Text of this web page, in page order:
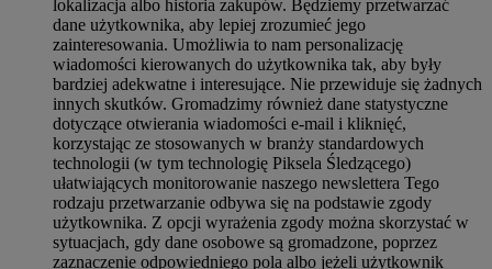
lokalizacja albo historia zakupów. Będziemy przetwarzać
dane użytkownika, aby lepiej zrozumieć jego
zainteresowania. Umożliwia to nam personalizację
wiadomości kierowanych do użytkownika tak, aby były
bardziej adekwatne i interesujące. Nie przewiduje się żadnych
innych skutków. Gromadzimy również dane statystyczne
dotyczące otwierania wiadomości e-mail i kliknięć,
korzystając ze stosowanych w branży standardowych
technologii (w tym technologię Piksela Śledzącego)
ułatwiających monitorowanie naszego newslettera Tego
rodzaju przetwarzanie odbywa się na podstawie zgody
użytkownika. Z opcji wyrażenia zgody można skorzystać w
sytuacjach, gdy dane osobowe są gromadzone, poprzez
zaznaczenie odpowiedniego pola albo jeżeli użytkownik